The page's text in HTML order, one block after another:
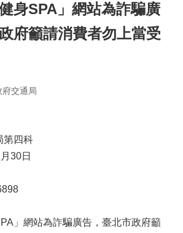
身SPA」網站為詐騙廣
府籲請消費者勿上當受
交通局
第四科
30日
」網站為詐騙廣告，臺北市政府籲